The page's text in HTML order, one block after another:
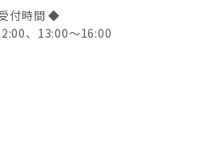
付時間 ◆
、13:00〜16:00